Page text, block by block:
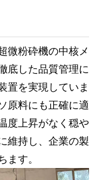
微粉砕機の中核メ
底した品質管理に
置を実現していま
原料にも正確に適
度上昇がなく穏や
維持し、企業の製
ます。